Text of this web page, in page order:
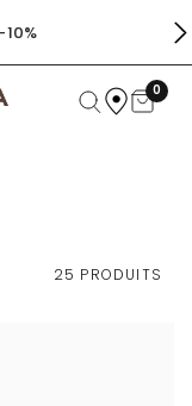
10%
0
25 PRODUITS